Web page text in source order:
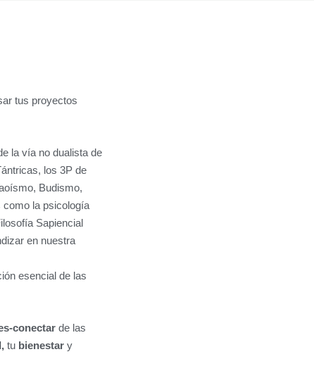
tus proyectos
la vía no dualista de
los 3P de
Budismo,
como la psicología
Sapiencial
en nuestra
esencial de las
conectar de las
tu bienestar y